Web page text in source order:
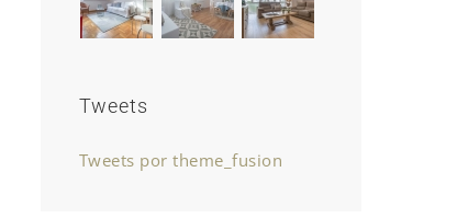
Tweets
Tweets por theme_fusion